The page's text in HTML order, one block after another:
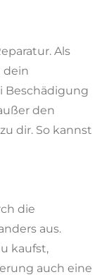
Als
dein
Beschädigung
den
dir. So kannst
die
aus.
kaufst,
auch eine